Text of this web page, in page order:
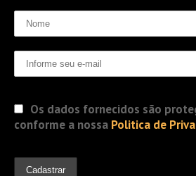
Os dados fornecidos são
conforme a nossa Politica de